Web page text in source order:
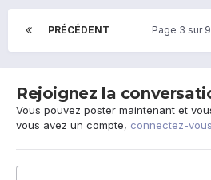
PRÉCÉDENT Page 3 sur
Rejoignez la
Vous pouvez poster maintenant et
vous avez un compte, connectez-